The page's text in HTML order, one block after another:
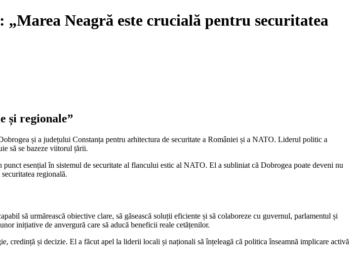
Neagră este crucială pentru securitatea
și regionale”
și a județului Constanța pentru arhitectura de securitate a României și a NATO. Liderul politic a
să se bazeze viitorul țării.
esențial în sistemul de securitate al flancului estic al NATO. El a subliniat că Dobrogea poate deveni nu
regională.
să urmărească obiective clare, să găsească soluții eficiente și să colaboreze cu guvernul, parlamentul și
inițiative de anvergură care să aducă beneficii reale cetățenilor.
credință și decizie. El a făcut apel la liderii locali și naționali să înțeleagă că politica înseamnă implicare activă